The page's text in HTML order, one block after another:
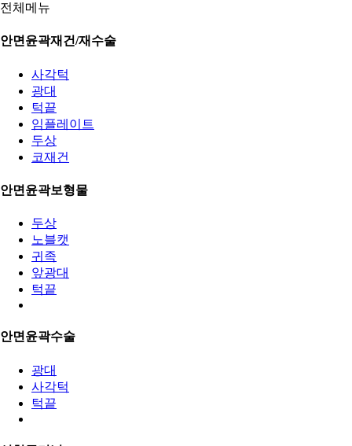
전체메뉴
안면윤곽재건/재수술
사각턱
광대
턱끝
임플레이트
두상
코재건
안면윤곽보형물
두상
노블캣
귀족
앞광대
턱끝
안면윤곽수술
광대
사각턱
턱끝